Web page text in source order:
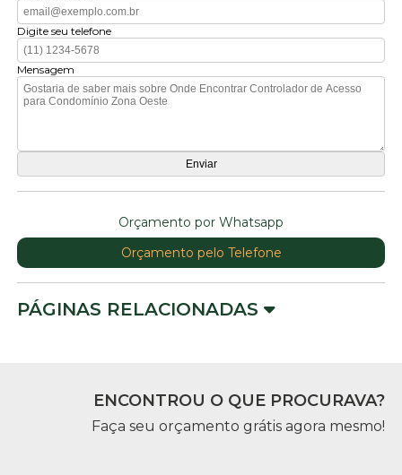
Digite seu telefone
Mensagem
Orçamento por Whatsapp
Orçamento pelo Telefone
PÁGINAS RELACIONADAS
ENCONTROU O QUE PROCURAVA?
Faça seu orçamento grátis agora mesmo!